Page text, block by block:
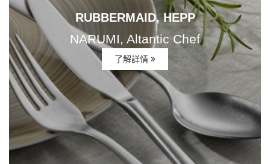
RUBBERMAID, HEPP
NARUMI, Altantic Chef
了解詳情